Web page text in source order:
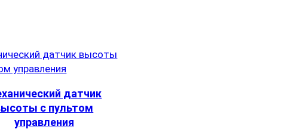
датчик
с пультом
управления